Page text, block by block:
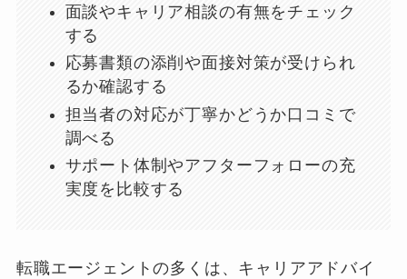
面談やキャリア相談の有無をチェック
する
応募書類の添削や面接対策が受けられ
るか確認する
担当者の対応が丁寧かどうか口コミで
調べる
サポート体制やアフターフォローの充
実度を比較する
転職エージェントの多くは、キャリアアドバイ